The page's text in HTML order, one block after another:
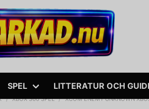
SPEL LITTERATUR OCH
XBOX 360 SPEL XCOM ENEMY UNKNOWN